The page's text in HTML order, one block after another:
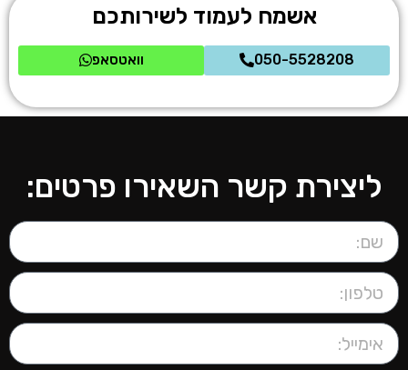
אשמח לעמוד לשירותכם
050-5528208 וואטסאפ
ליצירת קשר השאירו פרטים: